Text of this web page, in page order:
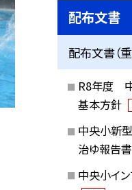
配布文書
配布文書（重
R8年度
基本方針
中央小新
治ゆ報告書
中央小イ